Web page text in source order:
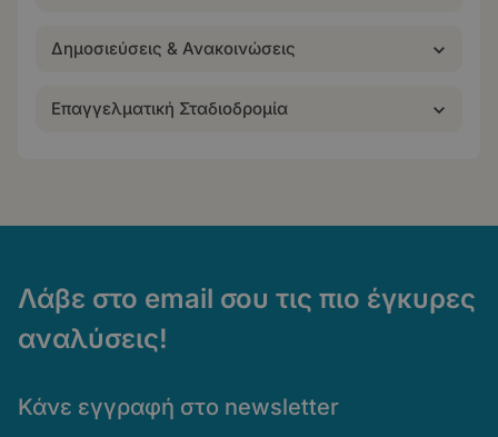
Δημοσιεύσεις & Ανακοινώσεις
Επαγγελματική Σταδιοδρομία
Λάβε στο email σου τις πιο έγκυρες
αναλύσεις!
Κάνε εγγραφή στο newsletter